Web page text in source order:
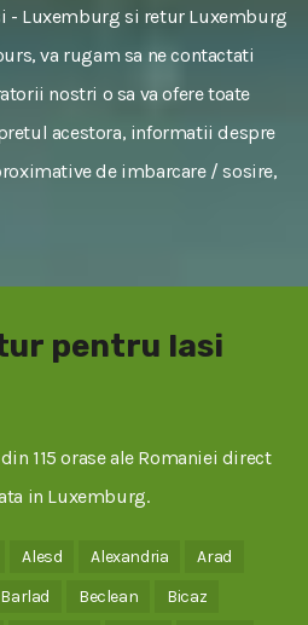
- Luxemburg si retur Luxemburg
va rugam sa ne contactati
nostri o sa va ofere toate
acestora, informatii despre
de imbarcare / sosire,
pentru Iasi
115 orase ale Romaniei direct
in Luxemburg.
Alesd Alexandria
Arad
Barlad Beclean
Bicaz